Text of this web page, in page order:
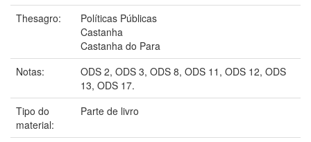
Thesagro:
Políticas Públicas
Castanha
Castanha do Para
Notas:
ODS 2, ODS 3, ODS 8, ODS 11, ODS 12, ODS
13, ODS 17.
Tipo do
material:
Parte de livro